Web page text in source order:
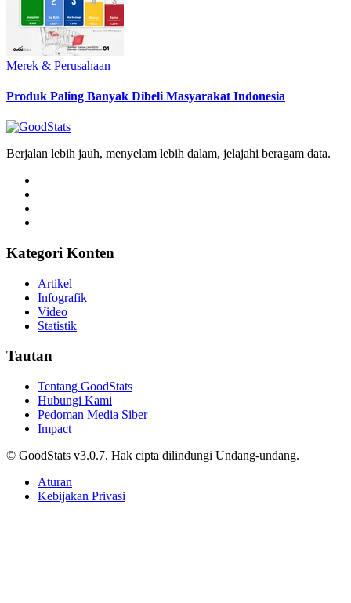
Merek & Perusahaan
Produk Paling Banyak Dibeli Masyarakat Indonesia
Berjalan lebih jauh, menyelam lebih dalam, jelajahi beragam data.
Kategori Konten
Artikel
Infografik
Video
Statistik
Tautan
Tentang GoodStats
Hubungi Kami
Pedoman Media Siber
Impact
© GoodStats v3.0.7. Hak cipta dilindungi Undang-undang.
Aturan
Kebijakan Privasi